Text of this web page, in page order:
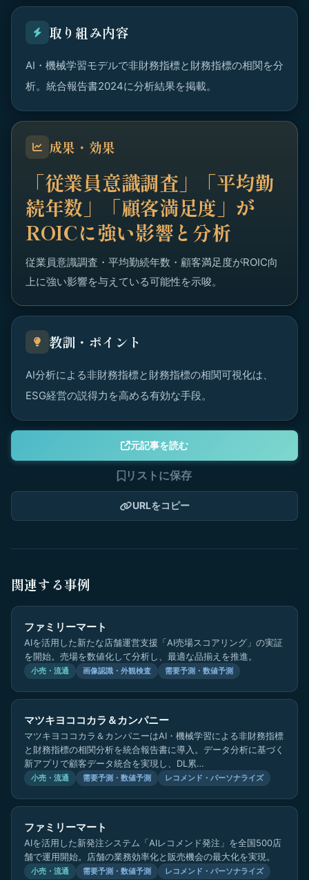
取り組み内容
AI・機械学習モデルで非財務指標と財務指標の相関を分
析。統合報告書2024に分析結果を掲載。
成果・効果
「従業員意識調査」「平均勤
続年数」「顧客満足度」が
ROICに強い影響と分析
従業員意識調査・平均勤続年数・顧客満足度がROIC向
上に強い影響を与えている可能性を示唆。
教訓・ポイント
AI分析による非財務指標と財務指標の相関可視化は、
ESG経営の説得力を高める有効な手段。
元記事を読む
リストに保存
URLをコピー
関連する事例
ファミリーマート
AIを活用した新たな店舗運営支援「AI売場スコアリング」の実証
を開始。売場を数値化して分析し、最適な品揃えを推進。
小売・流通 画像認識・外観検査 需要予測・数値予測
マツキヨココカラ＆カンパニー
マツキヨココカラ＆カンパニーはAI・機械学習による非財務指標
と財務指標の相関分析を統合報告書に導入。データ分析に基づく
新アプリで顧客データ統合を実現し、DL累…
小売・流通 需要予測・数値予測 レコメンド・パーソナライズ
ファミリーマート
AIを活用した新発注システム「AIレコメンド発注」を全国500店
舗で運用開始。店舗の業務効率化と販売機会の最大化を実現。
小売・流通 需要予測・数値予測 レコメンド・パーソナライズ